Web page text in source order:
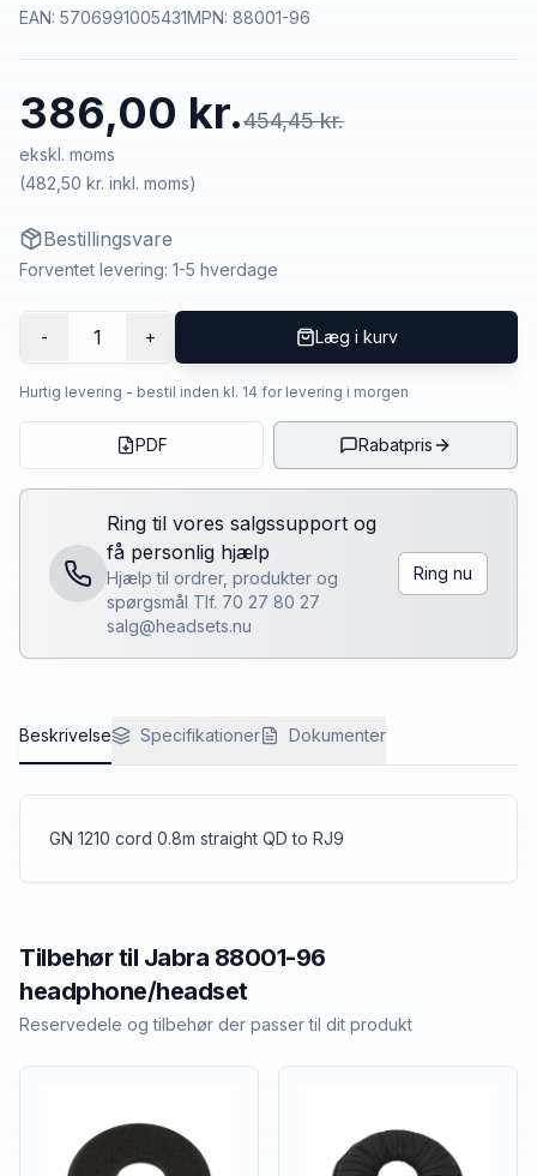
EAN: 5706991005431MPN: 88001-96
386,00 kr.454,45 kr.
ekskl. moms
(482,50 kr. inkl. moms)
Bestillingsvare
Forventet levering: 1-5 hverdage
- 1 + Læg i kurv
Hurtig levering - bestil inden kl. 14 for levering i morgen
PDF Rabatpris
Ring til vores salgssupport og
få personlig hjælp
Hjælp til ordrer, produkter og
spørgsmål Tlf. 70 27 80 27
salg@headsets.nu
Ring nu
Beskrivelse Specifikationer Dokumenter
GN 1210 cord 0.8m straight QD to RJ9
Tilbehør til Jabra 88001-96
headphone/headset
Reservedele og tilbehør der passer til dit produkt